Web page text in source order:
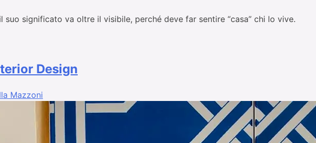
suo significato va oltre il visibile, perché deve far sentire “casa” chi lo vive.
Design
Mazzoni